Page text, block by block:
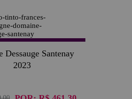
Dessauge Santenay
2023